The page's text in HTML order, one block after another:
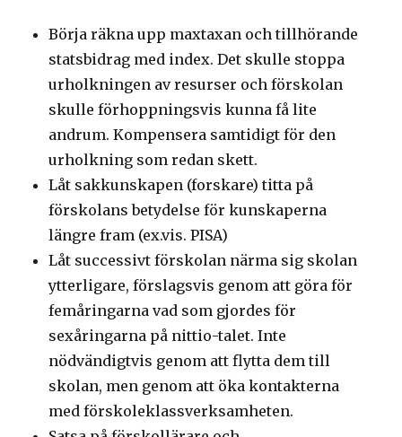
Börja räkna upp maxtaxan och tillhörande
statsbidrag med index. Det skulle stoppa
urholkningen av resurser och förskolan
skulle förhoppningsvis kunna få lite
andrum. Kompensera samtidigt för den
urholkning som redan skett.
Låt sakkunskapen (forskare) titta på
förskolans betydelse för kunskaperna
längre fram (ex.vis. PISA)
Låt successivt förskolan närma sig skolan
ytterligare, förslagsvis genom att göra för
femåringarna vad som gjordes för
sexåringarna på nittio-talet. Inte
nödvändigtvis genom att flytta dem till
skolan, men genom att öka kontakterna
med förskoleklassverksamheten.